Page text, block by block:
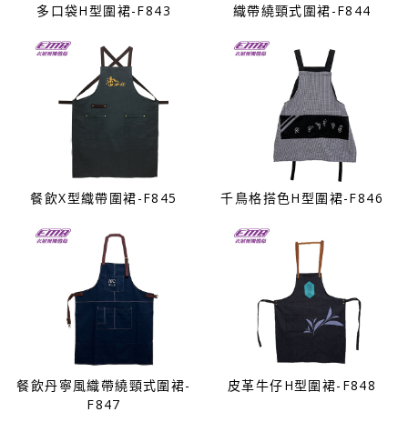
多口袋H型圍裙-F843 織帶繞頸式圍裙-F844
餐飲X型織帶圍裙-F845 千鳥格搭色H型圍裙-F846
餐飲丹寧風織帶繞頸式圍裙-
F847
皮革牛仔H型圍裙-F848